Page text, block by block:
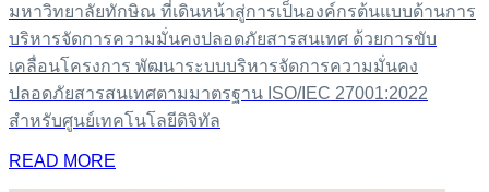
มหาวิทยาลัยทักษิณ ที่เดินหน้าสู่การเป็นองค์กรต้นแบบด้านการ
บริหารจัดการความมั่นคงปลอดภัยสารสนเทศ ด้วยการขับ
เคลื่อนโครงการ พัฒนาระบบบริหารจัดการความมั่นคง
ปลอดภัยสารสนเทศตามมาตรฐาน ISO/IEC 27001:2022
สำหรับศูนย์เทคโนโลยีดิจิทัล
READ MORE